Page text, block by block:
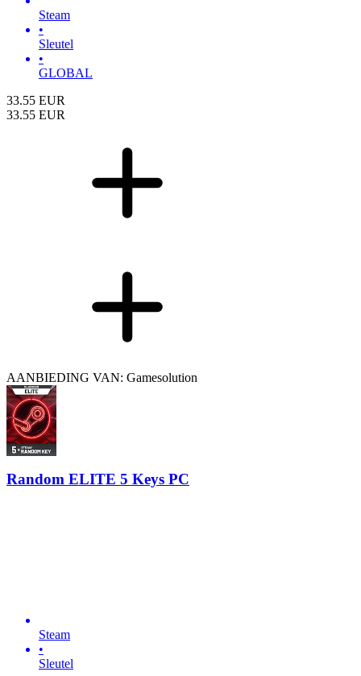
Steam
•
Sleutel
•
GLOBAL
33.55 EUR
33.55 EUR
AANBIEDING VAN: Gamesolution
Random ELITE 5 Keys PC
Steam
•
Sleutel